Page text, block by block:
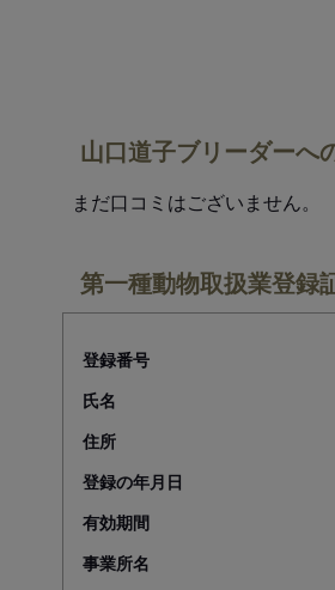
山口道子ブリーダーへ
まだ口コミはございません。
第一種動物取扱業登録
登録番号
氏名
住所
登録の年月日
有効期間
事業所名